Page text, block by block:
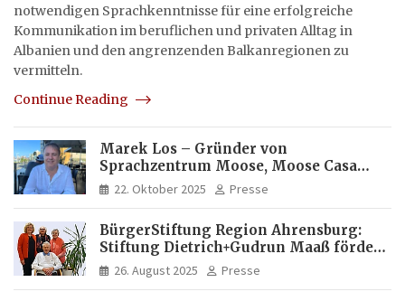
notwendigen Sprachkenntnisse für eine erfolgreiche
Kommunikation im beruflichen und privaten Alltag in
Albanien und den angrenzenden Balkanregionen zu
vermitteln.
Continue Reading
Marek Los – Gründer von
Sprachzentrum Moose, Moose Casa
Italia und Apartamento Brasil |
Internationaler Experte für Bildung
22. Oktober 2025 Presse
BürgerStiftung Region Ahrensburg:
Stiftung Dietrich+Gudrun Maaß fördert
Deutschkenntnisse von Frauen
26. August 2025 Presse